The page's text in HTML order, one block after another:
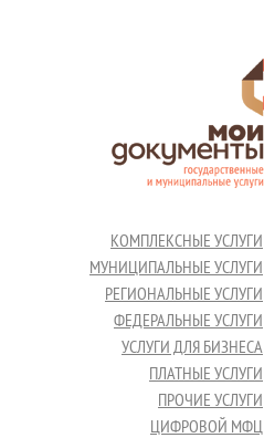
КОМПЛЕКСНЫЕ УСЛУГИ
МУНИЦИПАЛЬНЫЕ УСЛУГИ
РЕГИОНАЛЬНЫЕ УСЛУГИ
ФЕДЕРАЛЬНЫЕ УСЛУГИ
УСЛУГИ ДЛЯ БИЗНЕСА
ПЛАТНЫЕ УСЛУГИ
ПРОЧИЕ УСЛУГИ
ЦИФРОВОЙ МФЦ